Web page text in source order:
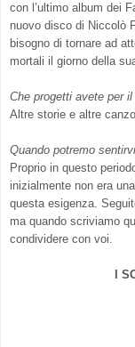
con l’ultimo album dei
nuovo disco di Niccolò
bisogno di tornare ad
mortali il giorno della
Che progetti avete per
Altre storie e altre
Quando potremo
Proprio in questo
inizialmente non era
questa esigenza.
ma quando scriviamo
condividere con voi.
I